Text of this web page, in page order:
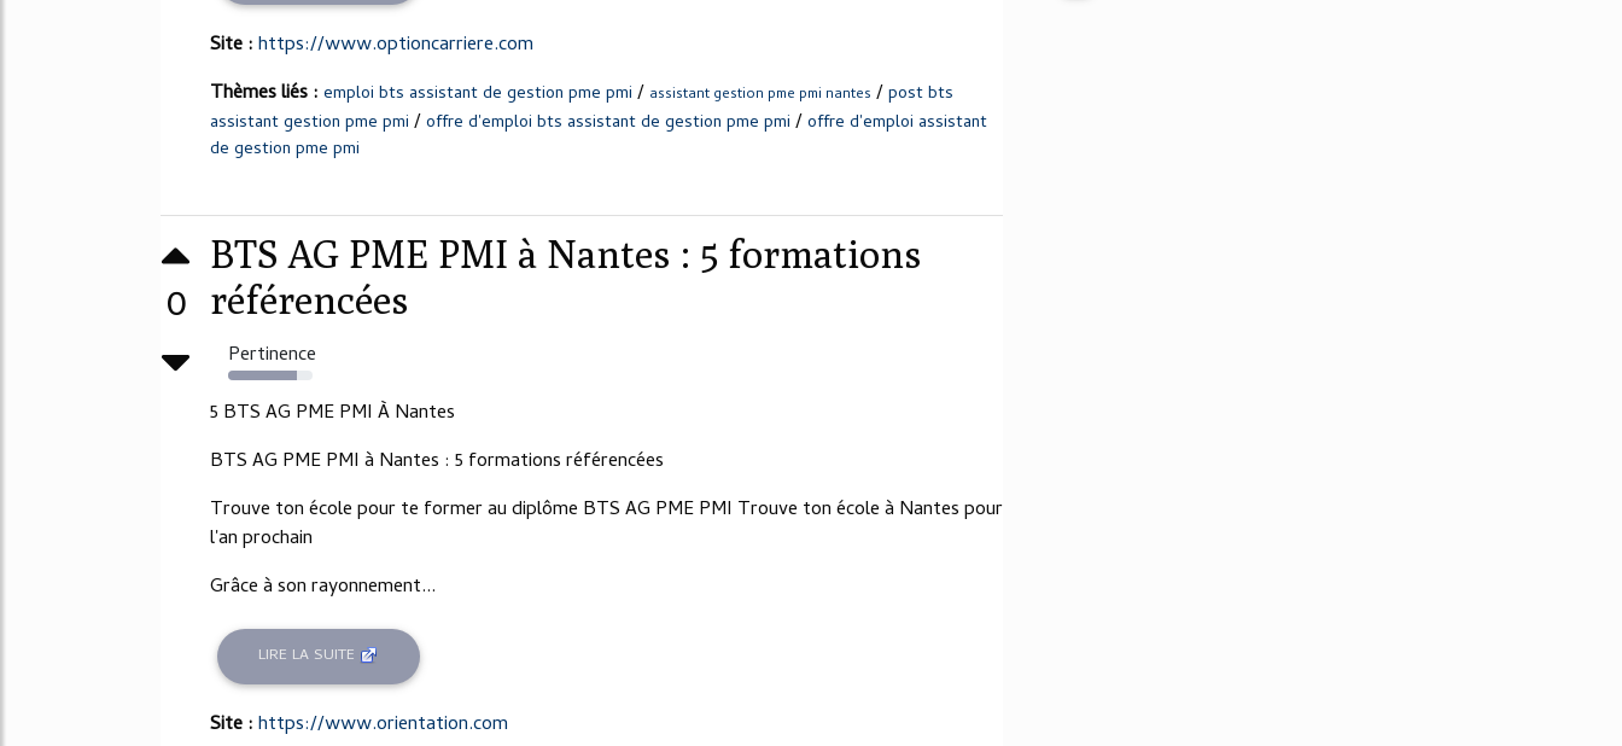
Site :https://www.optioncarriere.com
Thèmes liés : emploi bts assistant de gestion pme pmi / assistant gestion pme pmi nantes /post bts
assistant gestion pme pmi /offre d'emploi bts assistant de gestion pme pmi /offre d'emploi assistant
de gestion pme pmi
0
BTS AG PME PMI à Nantes : 5 formations
référencées
Pertinence
81%
5 BTS AG PME PMI À Nantes
BTS AG PME PMI à Nantes : 5 formations référencées
Trouve ton école pour te former au diplôme BTS AG PME PMI Trouve ton école à Nantes pour
l'an prochain
Grâce à son rayonnement...
LIRE LA SUITE
Site :https://www.orientation.com